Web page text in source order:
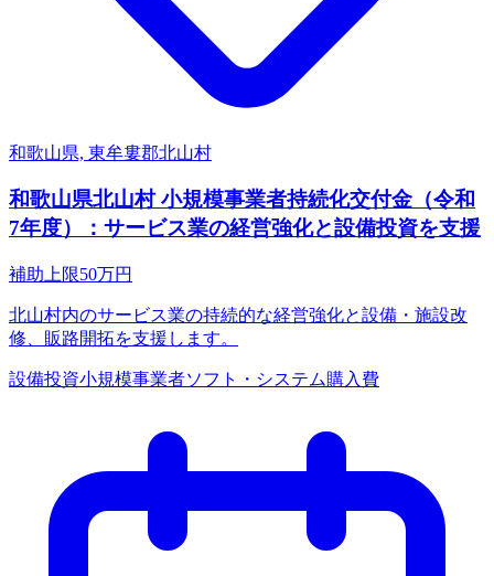
和歌山県, 東牟婁郡北山村
和歌山県北山村 小規模事業者持続化交付金（令和
7年度）：サービス業の経営強化と設備投資を支援
補助上限50万円
北山村内のサービス業の持続的な経営強化と設備・施設改
修、販路開拓を支援します。
設備投資小規模事業者ソフト・システム購入費